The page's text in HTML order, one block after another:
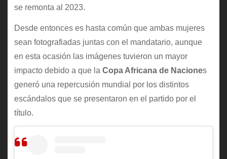
se remonta al 2023.
Desde entonces es hasta común que ambas mujeres
sean fotografiadas juntas con el mandatario, aunque
en esta ocasión las imágenes tuvieron un mayor
impacto debido a que la Copa Africana de Naciones
generó una repercusión mundial por los distintos
escándalos que se presentaron en el partido por el
título.